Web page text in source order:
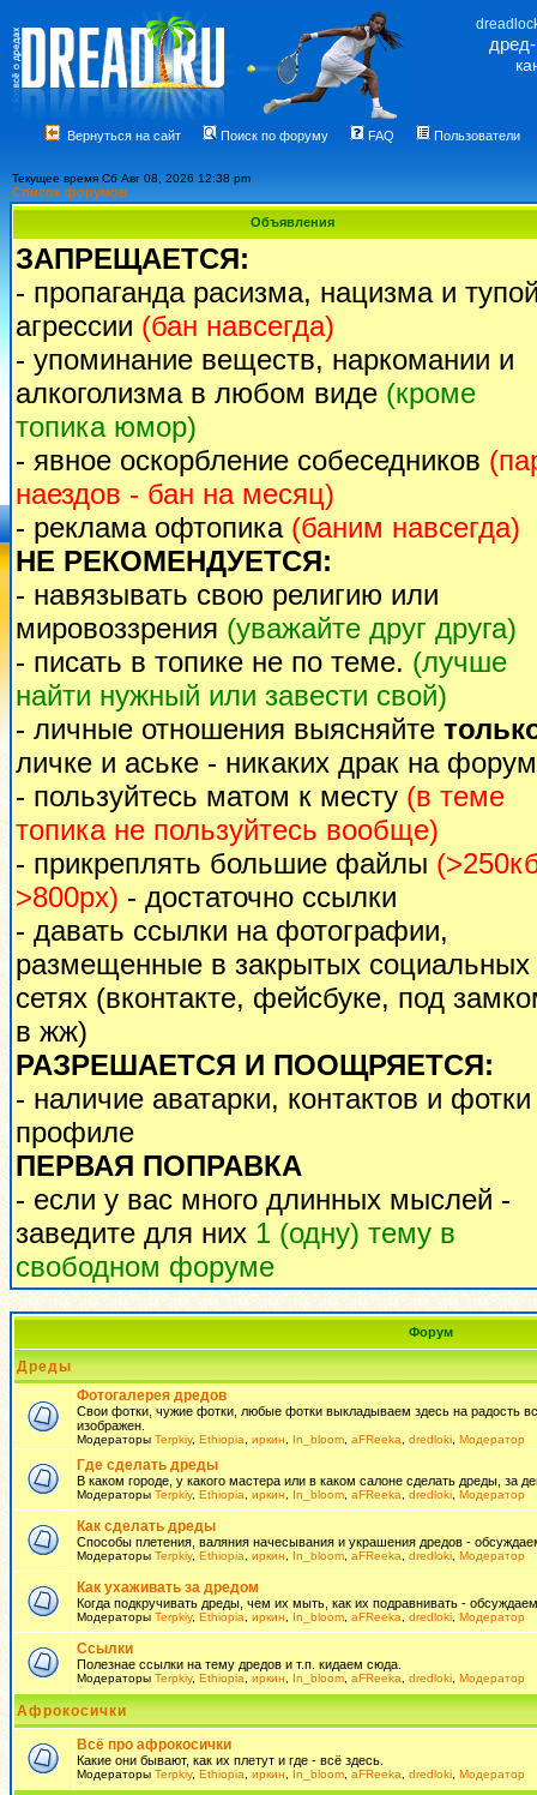
Вернуться на сайт Поиск по форуму FAQ Пользователи
Текущее время Сб Авг 08, 2026 12:38 pm
Список форумов
Объявления
ЗАПРЕЩАЕТСЯ:
- пропаганда расизма, нацизма и
агрессии (бан навсегда)
- упоминание веществ, наркомании и
алкоголизма в любом виде (кроме
топика юмор)
- явное оскорбление собеседников
наездов - бан на месяц)
- реклама офтопика (баним навсегда)
НЕ РЕКОМЕНДУЕТСЯ:
- навязывать свою религию или
мировоззрения (уважайте друг друга)
- писать в топике не по теме. (лучше
найти нужный или завести свой)
- личные отношения выясняйте
личке и аське - никаких драк на
- пользуйтесь матом к месту (в теме
топика не пользуйтесь вообще)
- прикреплять большие файлы
>800px) - достаточно ссылки
- давать ссылки на фотографии,
размещенные в закрытых социальных
сетях (вконтакте, фейсбуке, под
в жж)
РАЗРЕШАЕТСЯ И ПООЩРЯЕТСЯ:
- наличие аватарки, контактов и
профиле
ПЕРВАЯ ПОПРАВКА
- если у вас много длинных мыслей -
заведите для них 1 (одну) тему в
свободном форуме
Форум
Дреды
Фотогалерея дредов
Свои фотки, чужие фотки, любые фотки выкладываем здесь на радость
изображен.
Модераторы Terpkiy, Ethiopia иркин In_bloom aFReeka dredloki Модератор
Где сделать дреды
В каком городе, у какого мастера или в каком салоне сделать дреды, за
Модераторы Terpkiy, Ethiopia иркин In_bloom aFReeka dredloki Модератор
Как сделать дреды
Способы плетения, валяния начесывания и украшения дредов -
Модераторы Terpkiy, Ethiopia иркин In_bloom aFReeka dredloki Модератор
Как ухаживать за дредом
Когда подкручивать дреды, чем их мыть, как их подравнивать - обсуждаем
Модераторы Terpkiy, Ethiopia иркин In_bloom aFReeka dredloki Модератор
Ссылки
Полезнае ссылки на тему дредов и т.п. кидаем сюда.
Модераторы Terpkiy, Ethiopia иркин In_bloom aFReeka dredloki Модератор
Афрокосички
Всё про афрокосички
Какие они бывают, как их плетут и где - всё здесь.
Модераторы Terpkiy, Ethiopia иркин In_bloom aFReeka dredloki Модератор